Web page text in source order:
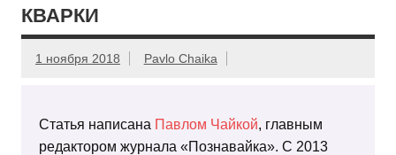
КВАРКИ
1 ноября 2018 Pavlo Chaika
Статья написана Павлом Чайкой, главным
редактором журнала «Познавайка». С 2013